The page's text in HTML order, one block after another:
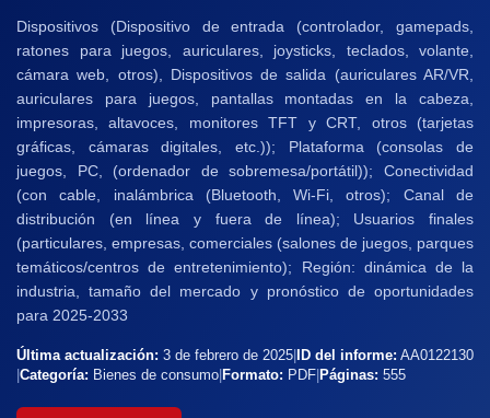
Dispositivos (Dispositivo de entrada (controlador, gamepads,
ratones para juegos, auriculares, joysticks, teclados, volante,
cámara web, otros), Dispositivos de salida (auriculares AR/VR,
auriculares para juegos, pantallas montadas en la cabeza,
impresoras, altavoces, monitores TFT y CRT, otros (tarjetas
gráficas, cámaras digitales, etc.)); Plataforma (consolas de
juegos, PC, (ordenador de sobremesa/portátil)); Conectividad
(con cable, inalámbrica (Bluetooth, Wi-Fi, otros); Canal de
distribución (en línea y fuera de línea); Usuarios finales
(particulares, empresas, comerciales (salones de juegos, parques
temáticos/centros de entretenimiento); Región: dinámica de la
industria, tamaño del mercado y pronóstico de oportunidades
para 2025-2033
Última actualización: 3 de febrero de 2025 ID del informe: AA0122130
Categoría: Bienes de consumo Formato: PDF Páginas: 555